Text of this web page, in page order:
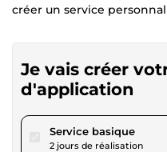
créer un service
Je vais créer
d'application
Service basiquepour
2 jours de réalisation